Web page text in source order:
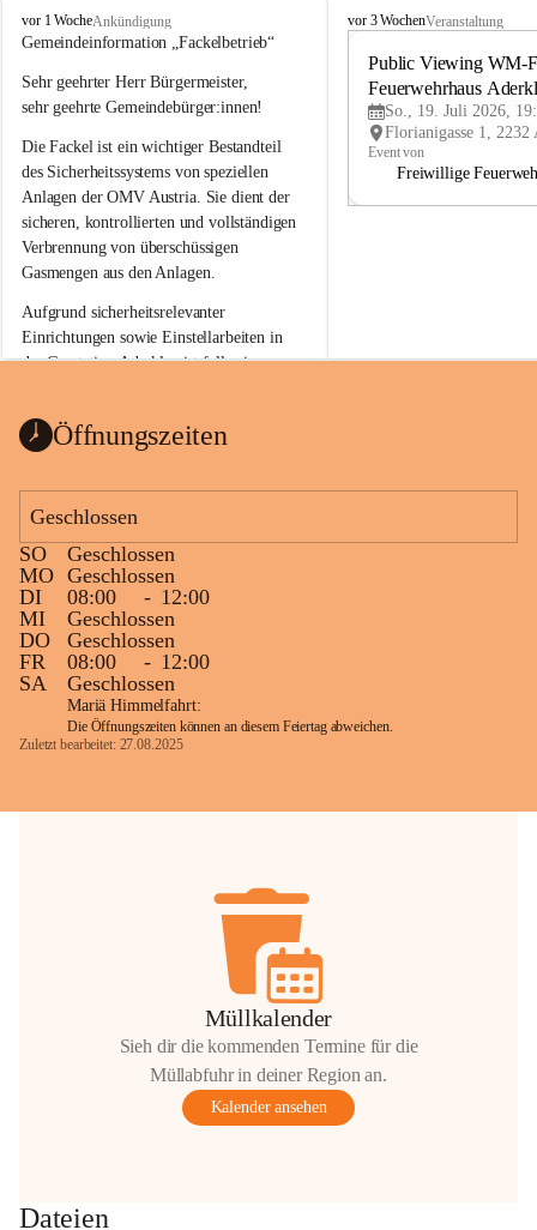
A
d
r
k
a
a
vor 1 WocheAnkündigung
Gemeindeinformation „Fackelbetrieb“
Sehr geehrter Herr Bürgermeister,
sehr geehrte Gemeindebürger:innen!
Die Fackel ist ein wichtiger Bestandteil
des Sicherheitssystems von speziellen
Anlagen der OMV Austria. Sie dient der
sicheren, kontrollierten und vollständigen
Verbrennung von überschüssigen
Gasmengen aus den Anlagen.
Aufgrund sicherheitsrelevanter
Einrichtungen sowie Einstellarbeiten in
der Gasstation Aderklaa ist fallweise
kommenden Tagen und Wochen wird
sein.
Die OMV Austria ist bemüht, für die
Bevölkerung ungewohnte, jedoch
technisch notwendige Betriebszustände so
kurz wie möglich zu halten.
Wir bitten daher die umliegende
Bevölkerung um Verständnis.
Glück Auf!
GmbH
anrainer-service@omv.com
Bei Fragen, Anliegen oder Beschwerden.
Wartungsarbeiten
A
vor 3 WochenVeranstaltung
Public Viewing WM-
Feuerwehrhaus
So., 19. Juli 2026,
Event von
Freiwillige
Öffnungszeiten
Geschlossen
SO
Geschlossen
MO Geschlossen
DI
08:00 - 12:00
MI
Geschlossen
DO
Geschlossen
FR
08:00 - 12:00
SA
Geschlossen
Mariä Himmelfahrt:
Die Öffnungszeiten können an diesem Feiertag abweichen.
Zuletzt bearbeitet: 27.08.2025
Müllkalender
Sieh dir die kommenden Termine für die
Müllabfuhr in deiner Region an.
Kalender ansehen
Dateien